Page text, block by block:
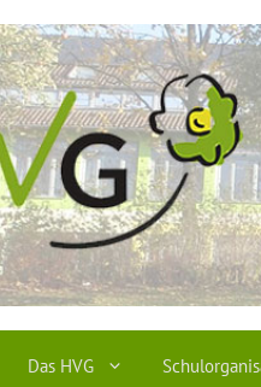
Das HVG